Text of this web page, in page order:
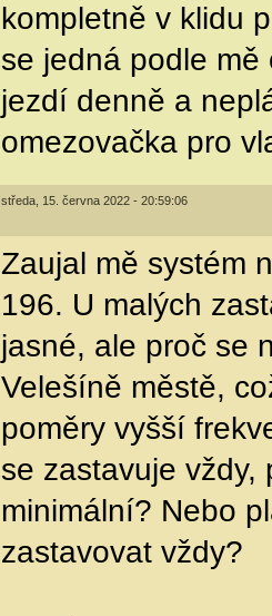
kompletně v klidu
se jedná podle
jezdí denně a
omezovačka pro
středa, 15. června 2022 - 20:59:06
Zaujal mě systém
196. U malých
jasné, ale proč se
Velešíně městě,
poměry vyšší
se zastavuje
minimální? Nebo
zastavovat vždy?